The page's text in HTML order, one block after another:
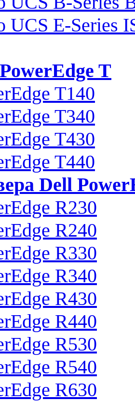
UCS E-Series
T
T140
T340
T430
T440
Dell
R230
R240
R330
R340
R430
R440
R530
R540
R630